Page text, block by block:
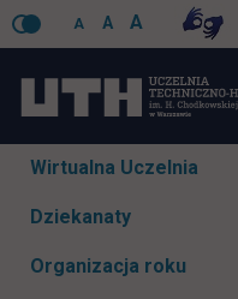
A A A
Pomiń
Wirtualna Uczelnia
Dziekanaty
Organizacja roku